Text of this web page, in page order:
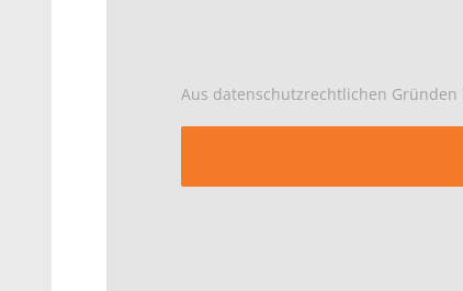
Aus datenschutzrechtlichen